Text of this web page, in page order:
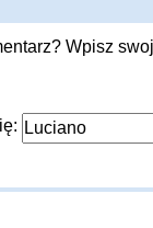
Wpisz